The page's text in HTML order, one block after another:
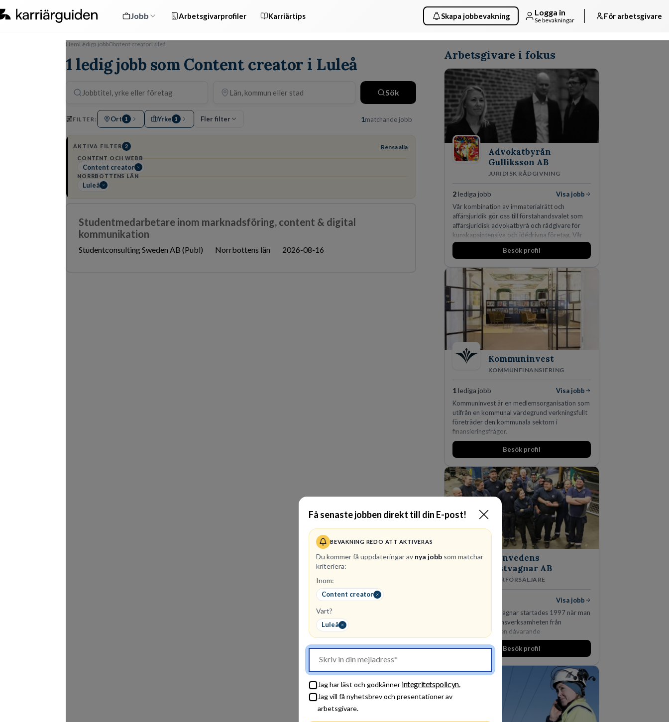
Jobb Arbetsgivarprofiler Karriärtips Skapa jobbevakning Logga in
Se bevakningar För arbetsgivare
Få senaste jobben direkt till din E-post!
BEVAKNING REDO ATT AKTIVERAS
Du kommer få uppdateringar av nya jobb som matchar
kriteriera:
Inom:
Content creator
Vart?
Luleå
Jag har läst och godkänner integritetspolicyn.
Jag vill få nyhetsbrev och presentationer av
arbetsgivare.
HemLediga jobbContent creatorLuleå
1 ledig jobb som Content creator i Luleå
Sök
FILTER: Ort 1 Yrke 1 Fler filter 1matchande jobb
AKTIVA FILTER 2 Rensa alla
CONTENT OCH WEBB
Content creator
NORRBOTTENS LÄN
Luleå
Studentmedarbetare inom marknadsföring, content & digital
kommunikation
Studentconsulting Sweden AB (Publ) Norrbottens län 2026-08-16
Arbetsgivare i fokus
Advokatbyrån
Gulliksson AB
JURIDISK RÅDGIVNING
2lediga jobb
Visa jobb
Vår kombination av immaterialrätt och
affärsjuridik gör oss till förstahandsvalet som
affärsjuridisk advokatbyrå och rådgivare för
kunskapsintensiva och idédrivna företag. Vår
expertis inom IP-tillgångar har gett oss en
marknadsledande position. Våra klienter väljer
skydda, utveckla och kommersialisera
företagets viktigaste tillgångar.
Besök profil
Kommuninvest
KOMMUNFINANSIERING
1lediga jobb
Visa jobb
Kommuninvest är en medlemsorganisation som
utifrån en kommunal värdegrund verkningsfullt
företräder den kommunala sektorn i
finansieringsfrågor.
Besök profil
Finnvedens
Lastvagnar AB
ÅTERFÖRSÄLJARE
Visa jobb
Finnvedens Lastvagnar startades 1997 när man
särskilde lastvagnsverksamheten från
personbilar på den dåvarande
huvudanläggningen i Värnamo. Sedan dess har
man expanderat kraftigt genom ett antal
den största privata återförsäljaren av Volvo
Lastvagnar och finns representerade på 20
orter i södra Sverige.
Besök profil